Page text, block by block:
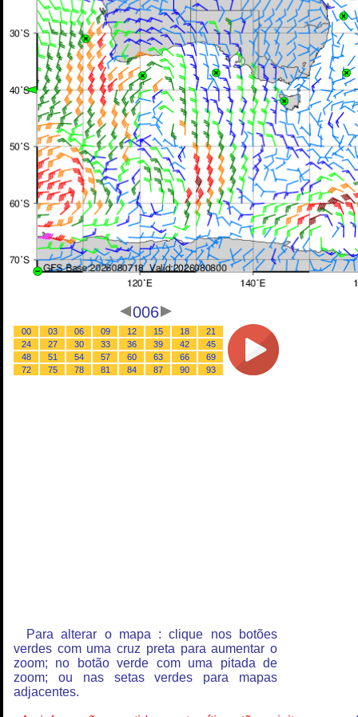
006
00 03 06 09 12 15 18
21
24
27 30 33 36 39 42
45
48
51 54 57 60 63 66
69
72
75 78 81 84 87 90 93
Para alterar o mapa : clique nos botões
verdes com uma cruz preta para aumentar o
zoom; no botão verde com uma pitada de
zoom; ou nas setas verdes para mapas
adjacentes.